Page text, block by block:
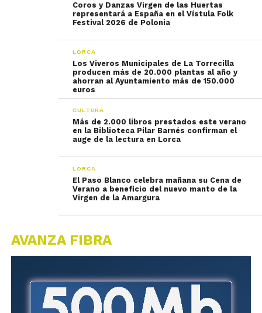
Coros y Danzas Virgen de las Huertas
representará a España en el Vístula Folk
Festival 2026 de Polonia
LORCA
Los Viveros Municipales de La Torrecilla
producen más de 20.000 plantas al año y
ahorran al Ayuntamiento más de 150.000
euros
CULTURA
Más de 2.000 libros prestados este verano
en la Biblioteca Pilar Barnés confirman el
auge de la lectura en Lorca
LORCA
El Paso Blanco celebra mañana su Cena de
Verano a beneficio del nuevo manto de la
Virgen de la Amargura
AVANZA FIBRA